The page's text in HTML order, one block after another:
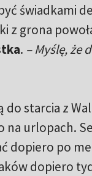
świadkami
z grona
. – Myślę, że
do starcia z
na urlopach.
dopiero po
dopiero